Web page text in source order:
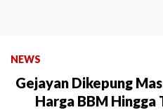
NEWS
Gejayan Dikepung
Harga BBM Hingga